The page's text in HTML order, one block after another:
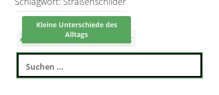
Kleine Unterschiede des
Alltags
c